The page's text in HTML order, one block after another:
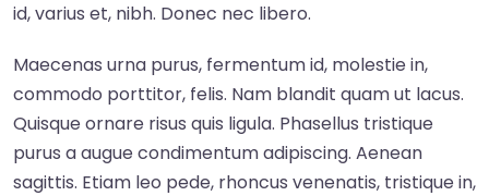
id, varius et, nibh. Donec nec libero.
Maecenas urna purus, fermentum id, molestie in,
commodo porttitor, felis. Nam blandit quam ut lacus.
Quisque ornare risus quis ligula. Phasellus tristique
purus a augue condimentum adipiscing. Aenean
sagittis. Etiam leo pede, rhoncus venenatis, tristique in,